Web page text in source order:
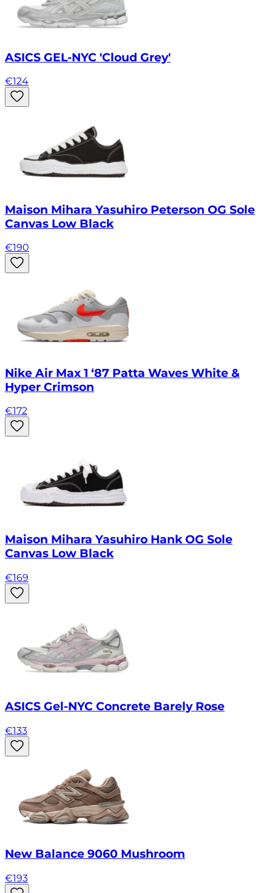
ASICS GEL-NYC 'Cloud Grey'
€124
Maison Mihara Yasuhiro Peterson OG Sole
Canvas Low Black
€190
Nike Air Max 1 ‘87 Patta Waves White &
Hyper Crimson
€172
Maison Mihara Yasuhiro Hank OG Sole
Canvas Low Black
€169
ASICS Gel-NYC Concrete Barely Rose
€133
New Balance 9060 Mushroom
€193